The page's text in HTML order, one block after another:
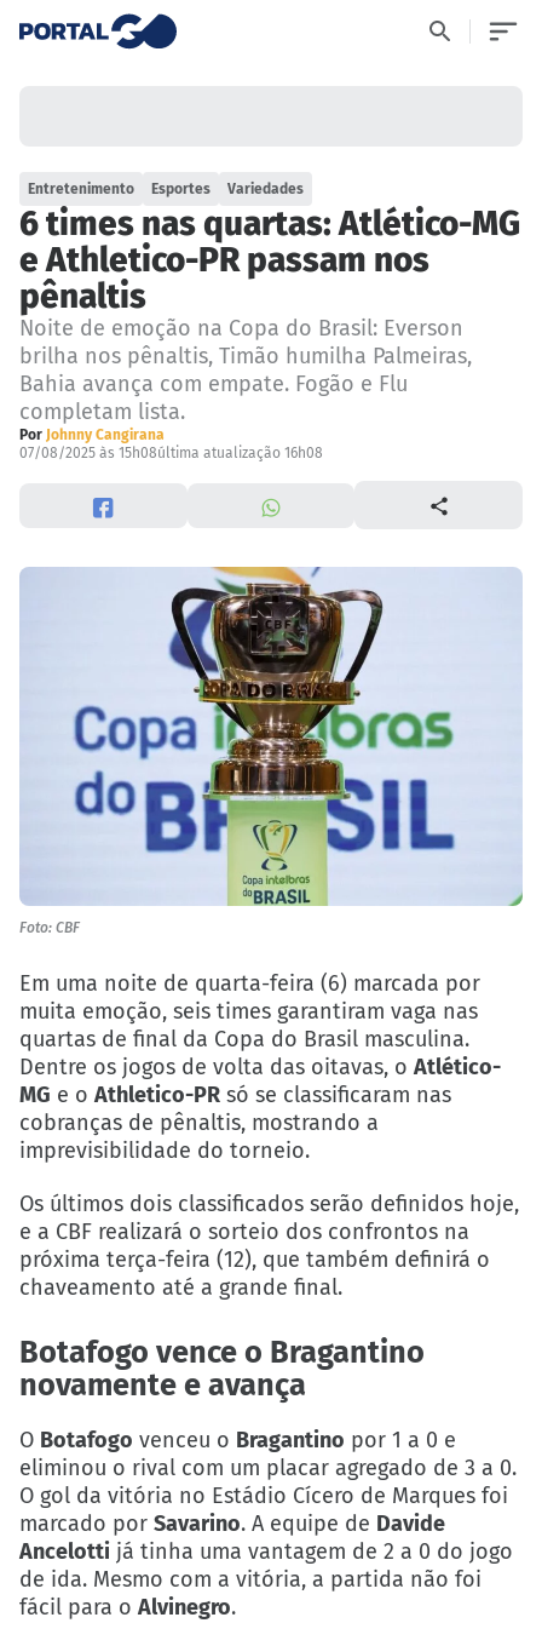
Entretenimento Esportes Variedades
6 times nas quartas: Atlético-MG
e Athletico-PR passam nos
pênaltis
Noite de emoção na Copa do Brasil: Everson
brilha nos pênaltis, Timão humilha Palmeiras,
Bahia avança com empate. Fogão e Flu
completam lista.
Por Johnny Cangirana
07/08/2025 às 15h08última atualização 16h08
Foto: CBF
Em uma noite de quarta-feira (6) marcada por
muita emoção, seis times garantiram vaga nas
quartas de final da Copa do Brasil masculina.
Dentre os jogos de volta das oitavas, o Atlético-
MG e o Athletico-PR só se classificaram nas
cobranças de pênaltis, mostrando a
imprevisibilidade do torneio.
Os últimos dois classificados serão definidos hoje,
e a CBF realizará o sorteio dos confrontos na
próxima terça-feira (12), que também definirá o
chaveamento até a grande final.
Botafogo vence o Bragantino
novamente e avança
O Botafogo venceu o Bragantino por 1 a 0 e
eliminou o rival com um placar agregado de 3 a 0.
O gol da vitória no Estádio Cícero de Marques foi
marcado por Savarino. A equipe de Davide
Ancelotti já tinha uma vantagem de 2 a 0 do jogo
de ida. Mesmo com a vitória, a partida não foi
fácil para o Alvinegro.